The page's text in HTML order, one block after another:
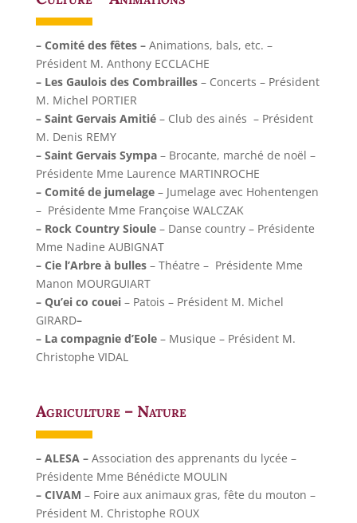
– Comité des fêtes –Animations, bals, etc. –
Président M. Anthony ECCLACHE
– Les Gaulois des Combrailles– Concerts – Président
M. Michel PORTIER
– Saint Gervais Amitié– Club des ainés – Président
M. Denis REMY
– Saint Gervais Sympa– Brocante, marché de noël –
Présidente Mme Laurence MARTINROCHE
– Comité de jumelage – Jumelage avec Hohentengen
– Présidente Mme Françoise WALCZAK
– Rock Country Sioule– Danse country – Présidente
Mme Nadine AUBIGNAT
– Cie l’Arbre à bulles– Théatre – Présidente Mme
Manon MOURGUIART
– Qu’ei co couei– Patois – Président M. Michel
GIRARD–
– La compagnie d’Eole – Musique – Président M.
Christophe VIDAL
Agriculture – Nature
– ALESA – Association des apprenants du lycée –
Présidente Mme Bénédicte MOULIN
– CIVAM – Foire aux animaux gras, fête du mouton –
Président M. Christophe ROUX